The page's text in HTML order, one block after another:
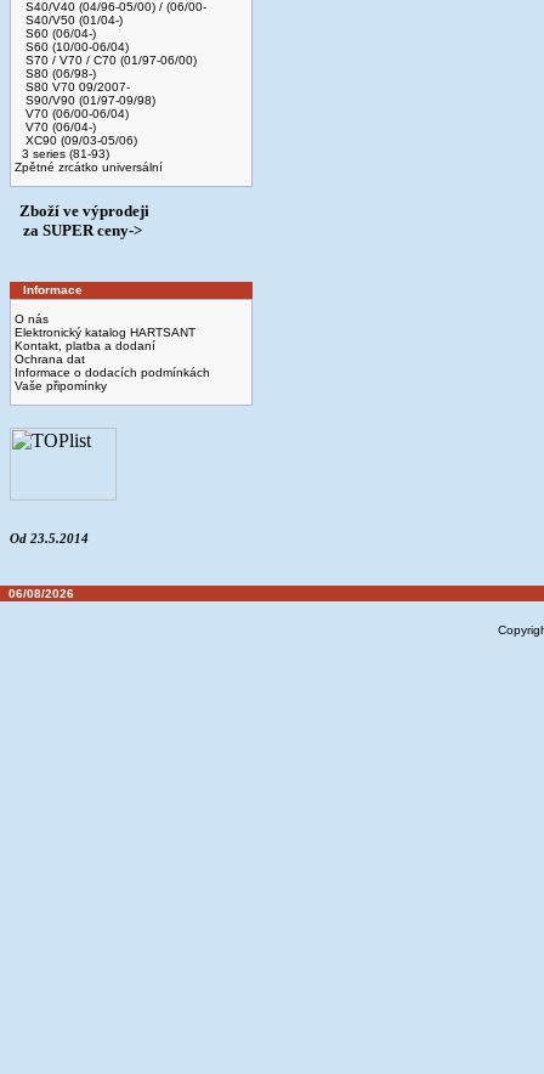
S40/V40 (04/96-05/00) / (06/00-
S40/V50 (01/04-)
S60 (06/04-)
S60 (10/00-06/04)
S70 / V70 / C70 (01/97-06/00)
S80 (06/98-)
S80 V70 09/2007-
S90/V90 (01/97-09/98)
V70 (06/00-06/04)
V70 (06/04-)
XC90 (09/03-05/06)
3 series (81-93)
Zpětné zrcátko universální
Zboží ve výprodeji
­ za SUPER ceny->
Informace
O nás
Elektronický katalog HARTSANT
Kontakt, platba a dodaní
Ochrana dat
Informace o dodacích podmínkách
Vaše připomínky
Od 23.5.2014
06/08/2026